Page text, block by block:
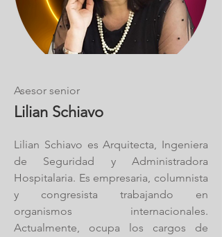
Asesor senior
Lilian Schiavo
Lilian Schiavo es Arquitecta, Ingeniera
de Seguridad y Administradora
Hospitalaria. Es empresaria, columnista
y congresista trabajando en
organismos internacionales.
Actualmente, ocupa los cargos de